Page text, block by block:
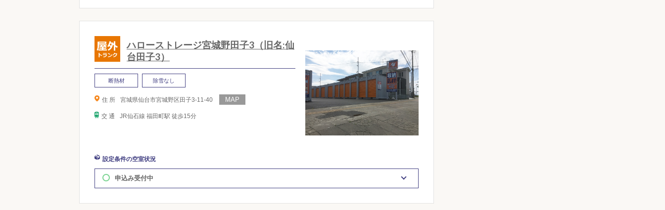
ハローストレージ宮城野田子3（旧名:仙
台田子3）
断熱材 除雪なし
住 所 宮城県仙台市宮城野区田子3-11-40
交 通 JR仙石線 福田町駅 徒歩15分
設定条件の空室状況
申込み受付中